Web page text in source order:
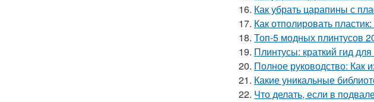
16. Как убрать царапины с
17. Как отполировать
18. Топ-5 модных плинтусов
19. Плинтусы: краткий гид
20. Полное руководство: Как
21. Какие уникальные
22. Что делать, если в